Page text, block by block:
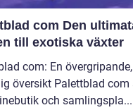
Den ultimata
till exotiska växter
com: En övergripande,
Palettblad com är
och samlingspla...